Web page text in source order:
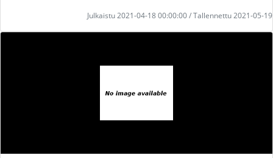
Julkaistu 2021-04-18 00:00:00 / Tallennettu 2021-05-19